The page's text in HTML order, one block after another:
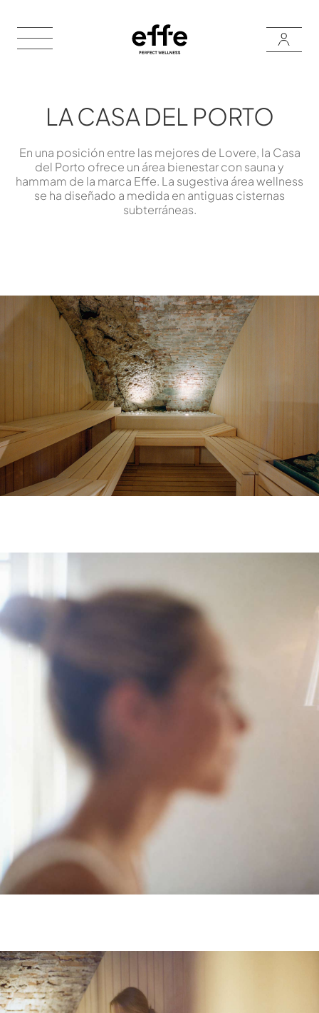
LA CASA DEL PORTO
En una posición entre las mejores de Lovere, la Casa
del Porto ofrece un área bienestar con sauna y
hammam de la marca Effe. La sugestiva área wellness
se ha diseñado a medida en antiguas cisternas
subterráneas.